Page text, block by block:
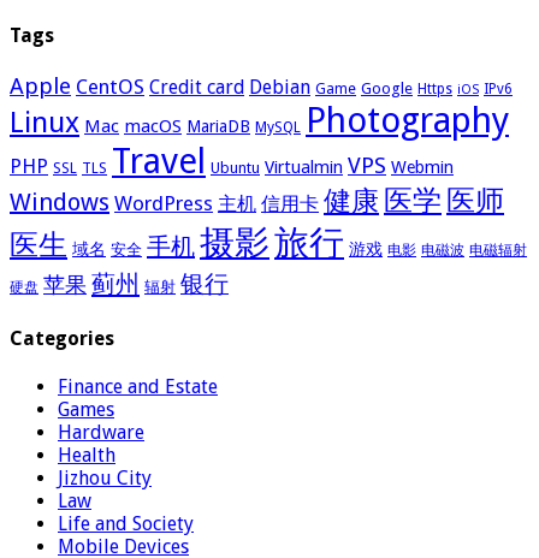
Tags
Apple CentOS Credit card Debian Game Google Https iOS IPv6
Linux Mac macOS MariaDB MySQL Photography
PHP SSL TLS Travel Ubuntu Virtualmin VPS Webmin
Windows WordPress 主机 信用卡 健康 医学 医师
医生 域名 安全 手机摄影旅行 游戏 电影 电磁波 电磁辐射
硬盘 苹果 蓟州 辐射 银行
Categories
Finance and Estate
Games
Hardware
Health
Jizhou City
Law
Life and Society
Mobile Devices